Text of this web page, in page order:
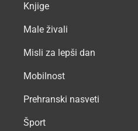
Knjige
Male živali
Misli za lepši dan
Mobilnost
Prehranski nasveti
Šport